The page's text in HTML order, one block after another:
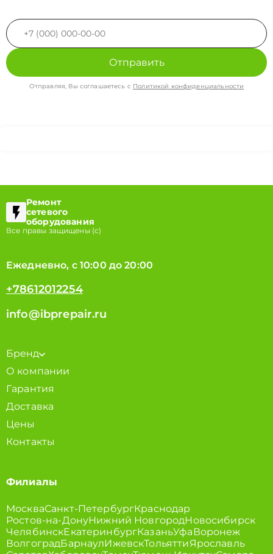
Отправить
Отправляя, Вы соглашаетесь с Политикой конфиденциальности
Ремонт
сетевого
оборудования
Все правы защищены (с)
Ежедневно, с 10:00 до 20:00
+78612012254
info@ibprepair.ru
Бренд
О компании
Гарантия
Доставка
Цены
Контакты
Филиалы
МоскваСанкт-ПетербургКраснодар
Ростов-на-ДонуНижний НовгородНовосибирск
ЧелябинскЕкатеринбургКазаньУфаВоронеж
ВолгоградБарнаулИжевскТольяттиЯрославль